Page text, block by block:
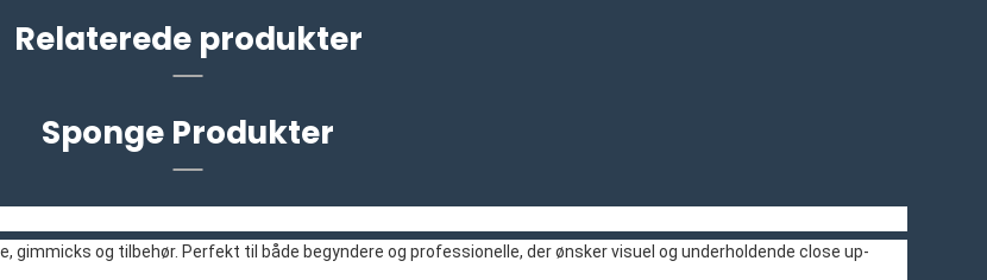
Relaterede produkter
Sponge Produkter
og tilbehør. Perfekt til både begyndere og professionelle, der ønsker visuel og underholdende close up-